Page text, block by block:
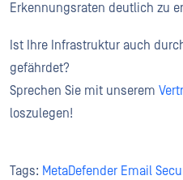
Erkennungsraten deutlich zu
Ist Ihre Infrastruktur auch
gefährdet?
Sprechen Sie mit unserem
loszulegen!
Tags: MetaDefender Email